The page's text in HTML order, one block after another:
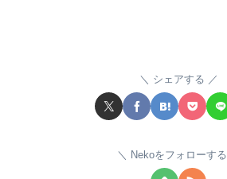
シェアする
Nekoをフォローする